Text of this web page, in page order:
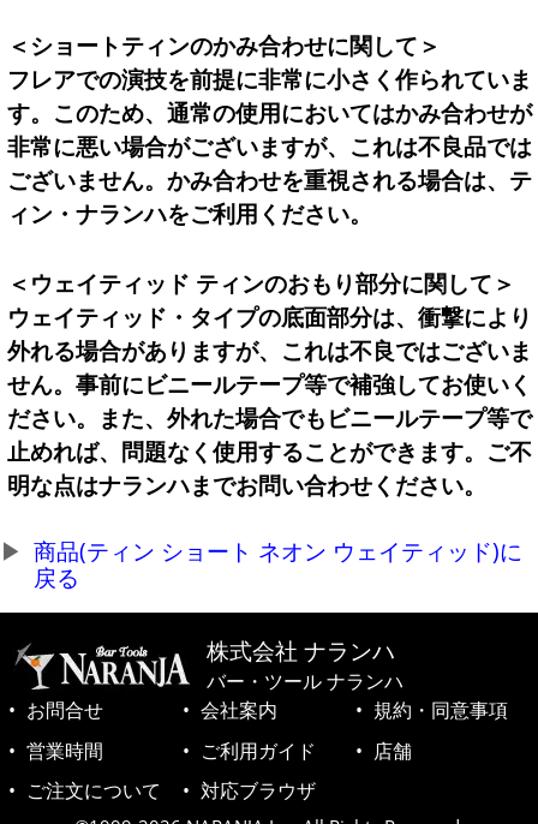
＜ショートティンのかみ合わせに関して＞
フレアでの演技を前提に非常に小さく作られていま
す。このため、通常の使用においてはかみ合わせが
非常に悪い場合がございますが、これは不良品では
ございません。かみ合わせを重視される場合は、テ
ィン・ナランハをご利用ください。
＜ウェイティッド ティンのおもり部分に関して＞
ウェイティッド・タイプの底面部分は、衝撃により
外れる場合がありますが、これは不良ではございま
せん。事前にビニールテープ等で補強してお使いく
ださい。また、外れた場合でもビニールテープ等で
止めれば、問題なく使用することができます。ご不
明な点はナランハまでお問い合わせください。
商品(ティン ショート ネオン ウェイティッド)に
戻る
株式会社 ナランハ
バー・ツール ナランハ
お問合せ
会社案内
規約・同意事項
営業時間
ご利用ガイド
店舗
ご注文について
対応ブラウザ